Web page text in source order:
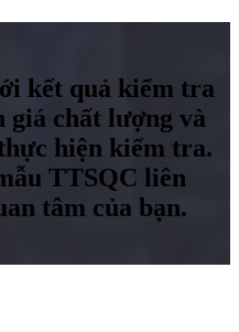
kết quả kiểm tra
giá chất lượng và
hiện kiểm tra.
TTSQC liên
tâm của bạn.